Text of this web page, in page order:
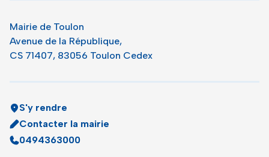
Mairie de Toulon
Avenue de la République,
CS 71407, 83056 Toulon Cedex
S'y rendre
Contacter la mairie
0494363000